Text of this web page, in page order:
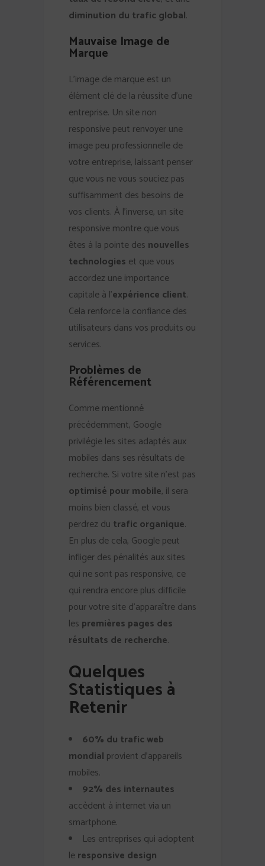
diminution du trafic global.
Mauvaise Image de
Marque
L’image de marque est un
élément clé de la réussite d’une
entreprise. Un site non
responsive peut renvoyer une
image peu professionnelle de
votre entreprise, laissant penser
que vous ne vous souciez pas
suffisamment des besoins de
vos clients. À l’inverse, un site
responsive montre que vous
êtes à la pointe des nouvelles
technologies et que vous
accordez une importance
capitale à l’expérience client.
Cela renforce la confiance des
utilisateurs dans vos produits ou
services.
Problèmes de
Référencement
Comme mentionné
précédemment, Google
privilégie les sites adaptés aux
mobiles dans ses résultats de
recherche. Si votre site n’est pas
optimisé pour mobile, il sera
moins bien classé, et vous
perdrez du trafic organique.
En plus de cela, Google peut
infliger des pénalités aux sites
qui ne sont pas responsive, ce
qui rendra encore plus difficile
pour votre site d’apparaître dans
les premières pages des
résultats de recherche.
Quelques
Statistiques à
Retenir
60% du trafic web
mondial provient d’appareils
mobiles.
92% des internautes
accèdent à internet via un
smartphone.
Les entreprises qui adoptent
leresponsive design